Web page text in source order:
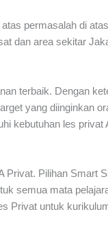
permasalah di
dan area sekitar
terbaik. Dengan
yang diinginkan
kebutuhan les
Privat. Pilihan
semua mata
Privat untuk